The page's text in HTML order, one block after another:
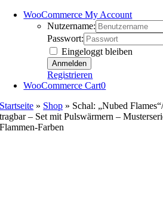
WooCommerce My Account
Nutzername:
Passwort:
Eingeloggt bleiben
Registrieren
WooCommerce Cart0
Startseite » Shop » Schal: „Nubed
tragbar – Set mit Pulswärmern –
Flammen-Farben